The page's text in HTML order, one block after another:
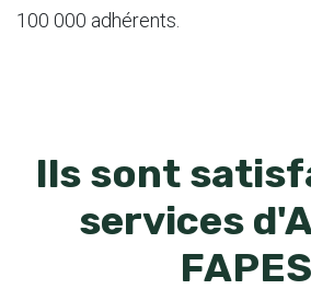
100 000 adhérents.
Ils sont
services
FAPES